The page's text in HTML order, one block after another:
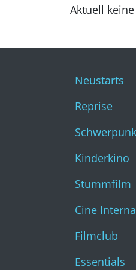
Aktuell
Neustarts
Reprise
Kinderkino
Stummfilm
Cine
Filmclub
Essentials